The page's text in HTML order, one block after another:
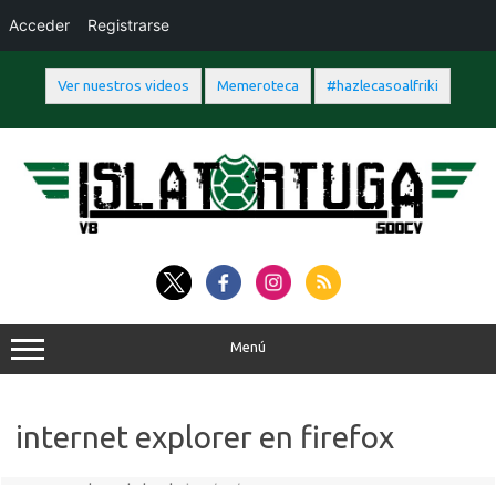
Ver nuestros videos Memeroteca #hazlecasoalfriki
contenido
Menú
internet explorer en firefox
Acceder Registrarse